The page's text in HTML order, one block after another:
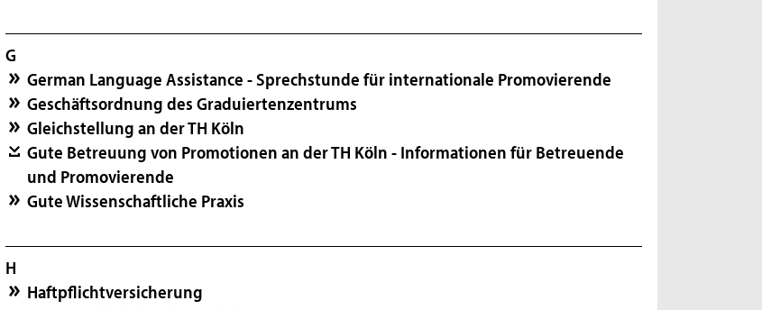
G
German Language Assistance - Sprechstunde für internationale Promovierende
Geschäftsordnung des Graduiertenzentrums
Gleichstellung an der TH Köln
Gute Betreuung von Promotionen an der TH Köln - Informationen für Betreuende
und Promovierende
Gute Wissenschaftliche Praxis
H
Haftpflichtversicherung